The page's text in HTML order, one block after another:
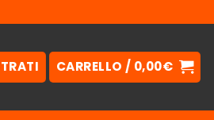
CARRELLO / 0,00€